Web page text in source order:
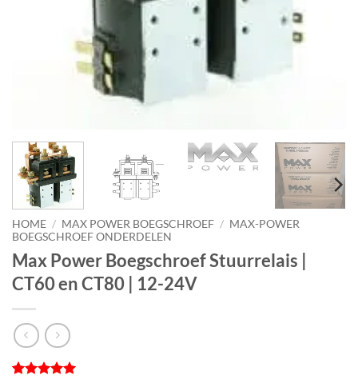
HOME / MAX POWER BOEGSCHROEF / MAX-POWER
BOEGSCHROEF ONDERDELEN
Max Power Boegschroef Stuurrelais |
CT60 en CT80 | 12-24V